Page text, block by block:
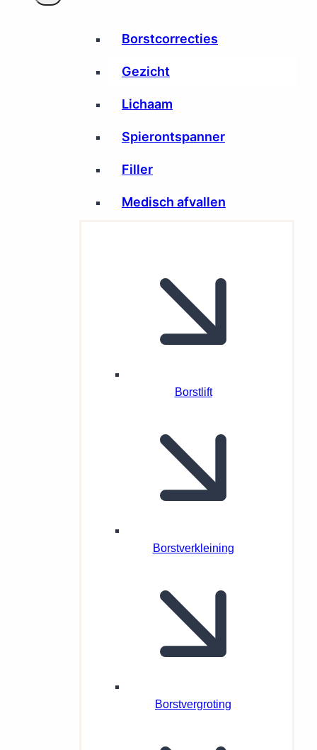
Borstcorrecties
Gezicht
Lichaam
Spierontspanner
Filler
Medisch afvallen
Borstlift
Borstverkleining
Borstvergroting